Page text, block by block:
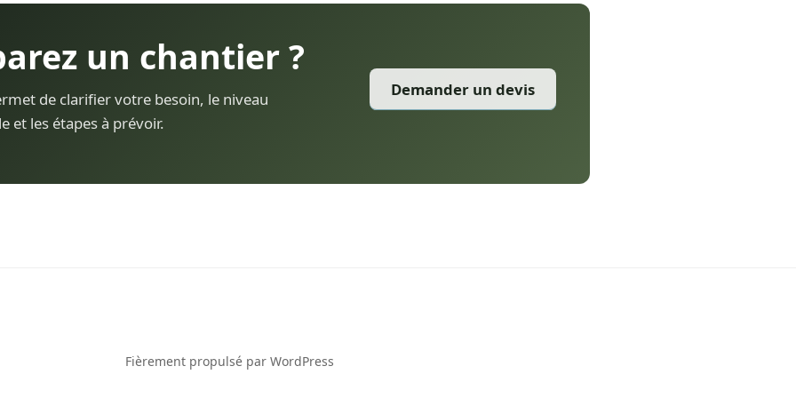
un chantier ?
de clarifier votre besoin, le niveau
et les étapes à prévoir.
Demander un devis
Fièrement propulsé par WordPress